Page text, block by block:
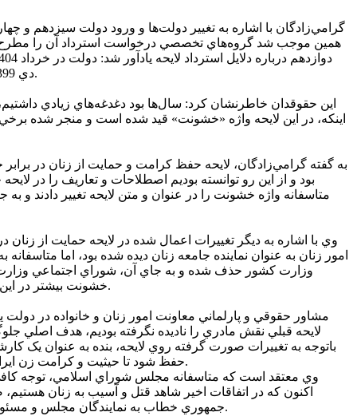
گرامي‌زادگان با اشاره به تغيير دولت‌ها و ورود دولت سيزدهم و
همين موجب شد گروه‌هاي تخصصي درخواست استرداد آن را مطرح
دي 1399 به مجلس تحويل داده شده و درنهايت به دليل تغييرات اساسي در ساختار و ماهيت آن، استرداد آن در هيئت وزيران به تصويب رسيده است.
اين حقوقدان خاطرنشان کرد: سال‌ها بود دغدغه‌هاي زيادي
اينکه، در اين لايحه واژه «خشونت» قيد شده است و منجر شده
بود و از اين رو توانسته بوديم اصطلاحات و تعاريف را در
متاسفانه واژه خشونت را در عنوان و متن لايحه تغيير دادند و
وي با اشاره به ديگر تغييرات اعمال شده در لايحه حمايت از
امور زنان به عنوان نماينده جامعه زنان ديده شده بود، اما
وزارت کشور حذف شده و به جاي آن، شوراي اجتماعي وزارت
خشونت بيشتر در اين مناطق رخ مي‌دهد، اما متاسفانه نمايندگان در لايحه، فقط به شوراي اجتماعي وزارت کشور بها داده‌اند و اين به نظر متخصصان کافي نيست.
مشاور حقوقي و پارلماني معاونت امور زنان و خانواده در
لايحه قبلي نقش مادري را ناديده نگرفته بوديم،‌ هدف اصلي
باتوجه به تغييرات صورت گرفته روي لايحه،‌ بنده به عنوان يک
حفظ شود تا حيثيت و کرامت زن ايراني موردتوجه قرار گيرد. نتيجه اين که چنين لايحه‌اي، زيبنده زنان کشور نيست. بي شک افراد متخصص ديگري هم مشابه اين نظر را داشته‌اند.
وي معتقد است که متاسفانه مجلس شوراي اسلامي، توجه
اکنون که در اتفاقات اخير شاهد قتل و آسيب به زنان
جمهوري خطاب به نمايندگان مجلس و مسئولان دولتي و غيردولتي گفت: هر کسي در هر پستي بداند که براي مقطعي پشت صندلي مي‌نشيند و براي مسئوليتي که دارد بايد پاسخگو باشد.